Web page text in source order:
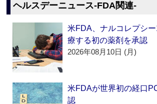
ヘルスデーニュース‐FDA関連‐
米FDA、ナルコレプシ
療する初の薬剤を承認
2026年08月10日 (月)
米FDAが世界初の経口
認